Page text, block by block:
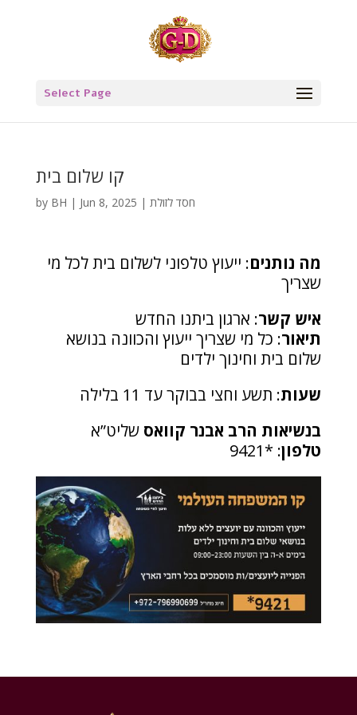
Select Page
קו שלום בית
by BH | Jun 8, 2025 | חסד לזולת
מה נותנים: ייעוץ טלפוני לשלום בית לכל מי
שצריך
איש קשר: ארגון ביתנו החדש
תיאור: כל מי שצריך ייעוץ והכוונה בנושא
שלום בית וחינוך ילדים
שעות: תשע וחצי בבוקר עד 11 בלילה
בנשיאות הרב אבנר קוואס שליט”א
טלפון: *9421